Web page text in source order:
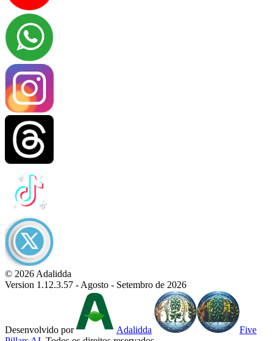
© 2026 Adalidda
Version 1.12.3.57 - Agosto - Setembro de 2026
Desenvolvido por Adalidda
Five